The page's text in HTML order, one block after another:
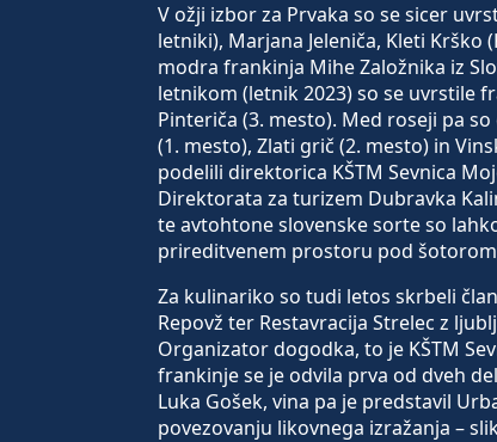
V ožji izbor za Prvaka so se sicer
letniki), Marjana Jeleniča, Kleti
modra frankinja Mihe Založnika iz
letnikom (letnik 2023) so se uvrstile
Pinteriča (3. mesto). Med roseji pa
(1. mesto), Zlati grič (2. mesto) in
podelili direktorica KŠTM Sevnica
Direktorata za turizem Dubravka
te avtohtone slovenske sorte so
prireditvenem prostoru pod šotorom
Za kulinariko so tudi letos skrbeli
Repovž ter Restavracija Strelec z
Organizator dogodka, to je KŠTM
frankinje se je odvila prva od dveh
Luka Gošek, vina pa je predstavil
povezovanju likovnega izražanja –